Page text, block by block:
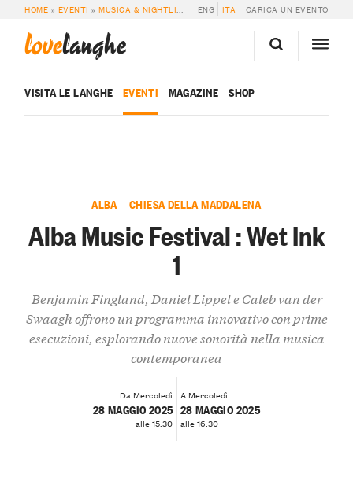
HOME » EVENTI »MUSICA & NIGHTLIFE ALBA MUSIC FESTIVAL : WET INK 1
ENG ITA CARICA UN EVENTO
lovelanghe
VISITA LE LANGHE EVENTI MAGAZINE SHOP
ALBA — CHIESA DELLA MADDALENA
Alba Music Festival : Wet Ink
1
Benjamin Fingland, Daniel Lippel e Caleb van der
Swaagh offrono un programma innovativo con prime
esecuzioni, esplorando nuove sonorità nella musica
contemporanea
Da Mercoledì
28 MAGGIO 2025
alle 15:30
A Mercoledì
28 MAGGIO 2025
alle 16:30